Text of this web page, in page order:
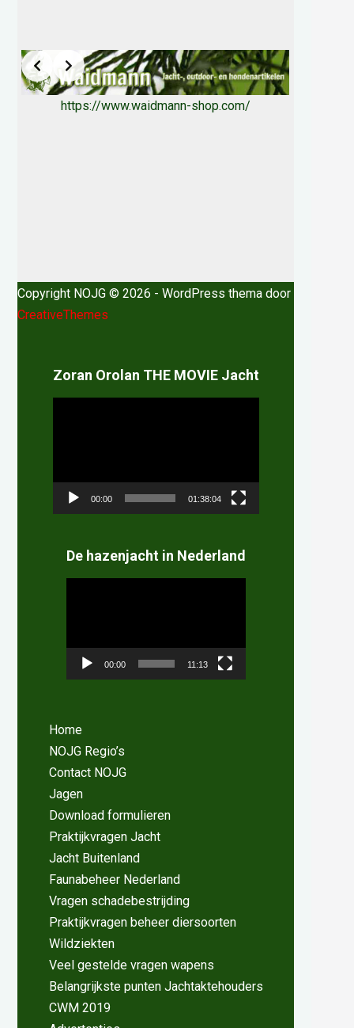
https://www.waidmann-shop.com/
Copyright NOJG © 2026 - WordPress thema door
CreativeThemes
Zoran Orolan THE MOVIE Jacht
00:00 01:38:04
De hazenjacht in Nederland
00:00 11:13
Home
NOJG Regio’s
Contact NOJG
Jagen
Download formulieren
Praktijkvragen Jacht
Jacht Buitenland
Faunabeheer Nederland
Vragen schadebestrijding
Praktijkvragen beheer diersoorten
Wildziekten
Veel gestelde vragen wapens
Belangrijkste punten Jachtaktehouders
CWM 2019